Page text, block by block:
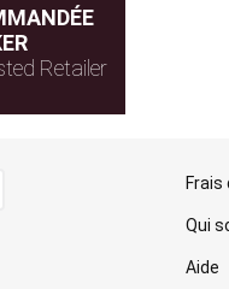
Retailer
Frais
Qui
Aide